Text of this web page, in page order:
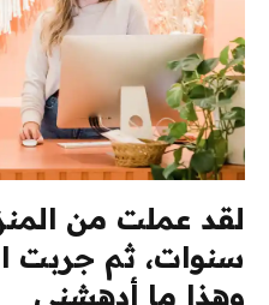
سنوات، ثم جربت
وهذا ما أدهشني